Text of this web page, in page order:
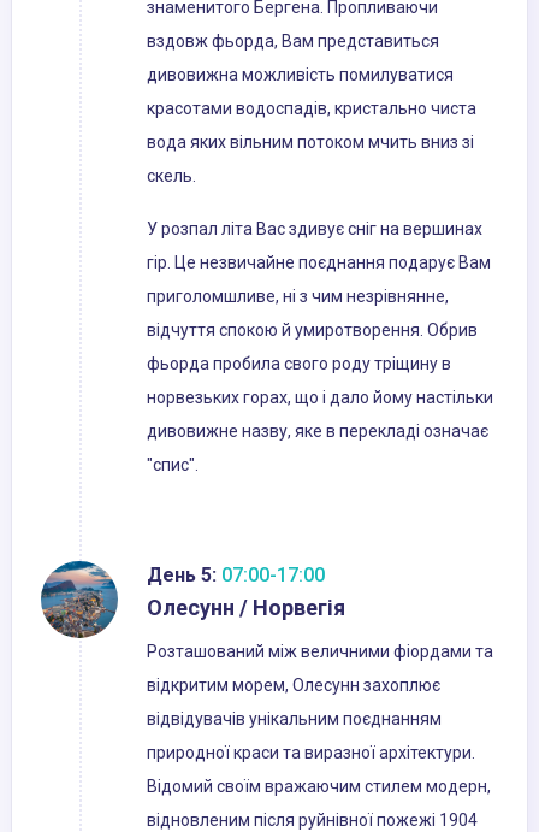
знаменитого Бергена. Пропливаючи
вздовж фьорда, Вам представиться
дивовижна можливість помилуватися
красотами водоспадів, кристально чиста
вода яких вільним потоком мчить вниз зі
скель.
У розпал літа Вас здивує сніг на вершинах
гір. Це незвичайне поєднання подарує Вам
приголомшливе, ні з чим незрівнянне,
відчуття спокою й умиротворення. Обрив
фьорда пробила свого роду тріщину в
норвезьких горах, що і дало йому настільки
дивовижне назву, яке в перекладі означає
"спис".
День 5: 07:00-17:00
Олесунн / Норвегія
Розташований між величними фіордами та
відкритим морем, Олесунн захоплює
відвідувачів унікальним поєднанням
природної краси та виразної архітектури.
Відомий своїм вражаючим стилем модерн,
відновленим після руйнівної пожежі 1904